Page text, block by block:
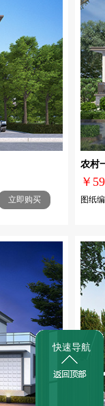
立即购买
农村
￥
图纸编
快速导航